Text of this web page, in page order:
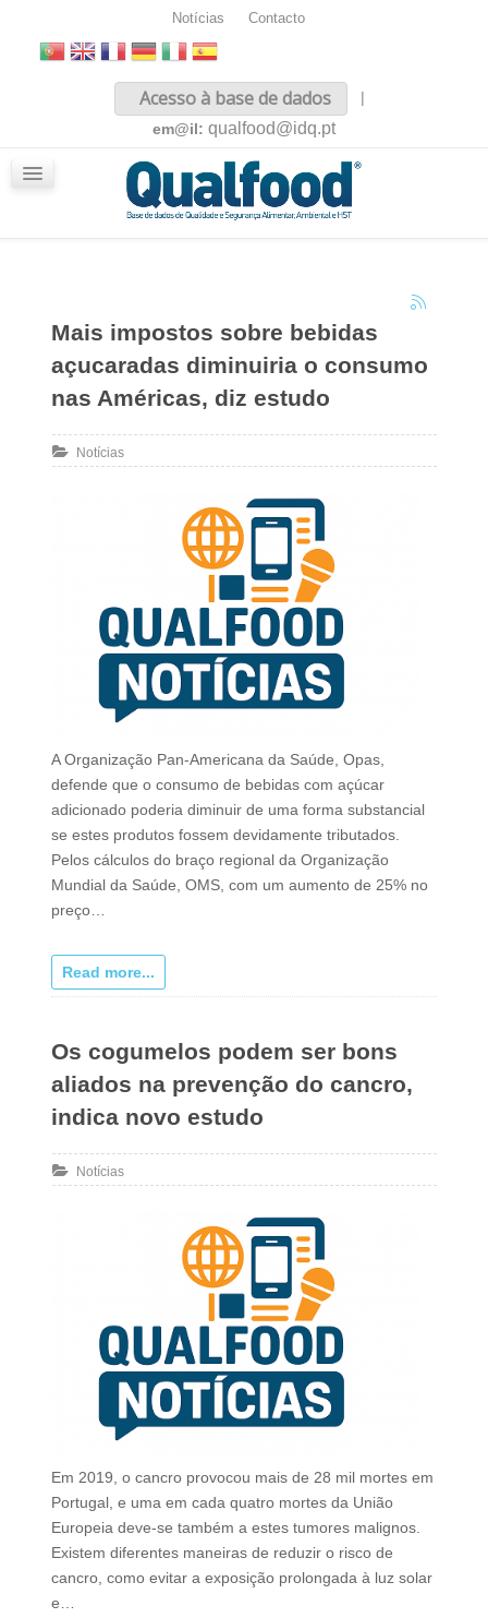
Notícias Contacto
Acesso à base de dados
|
em@il: qualfood@idq.pt
Mais impostos sobre bebidas
açucaradas diminuiria o consumo
nas Américas, diz estudo
Notícias
A Organização Pan-Americana da Saúde, Opas,
defende que o consumo de bebidas com açúcar
adicionado poderia diminuir de uma forma substancial
se estes produtos fossem devidamente tributados.
Pelos cálculos do braço regional da Organização
Mundial da Saúde, OMS, com um aumento de 25% no
preço…
Read more...
Os cogumelos podem ser bons
aliados na prevenção do cancro,
indica novo estudo
Notícias
Em 2019, o cancro provocou mais de 28 mil mortes em
Portugal, e uma em cada quatro mortes da União
Europeia deve-se também a estes tumores malignos.
Existem diferentes maneiras de reduzir o risco de
cancro, como evitar a exposição prolongada à luz solar
e…